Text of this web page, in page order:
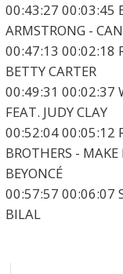
00:43:27 00:03:45
ARMSTRONG -
00:47:13 00:02:18
BETTY CARTER
00:49:31 00:02:37
FEAT. JUDY CLAY
00:52:04 00:05:12
BROTHERS -
BEYONCÉ
00:57:57 00:06:07
BILAL